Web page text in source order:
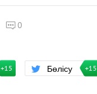
0
+15 Бөлісу +15